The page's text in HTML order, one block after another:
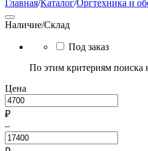
Главная/Каталог/Оргтехника и
Наличие/Склад
Под заказ
По этим критериям поиска
Цена
₽
–